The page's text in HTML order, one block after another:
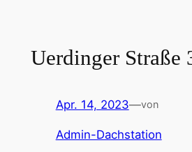
springenUerdinger Straße
Apr. 14, 2023—von
Admin-Dachstation